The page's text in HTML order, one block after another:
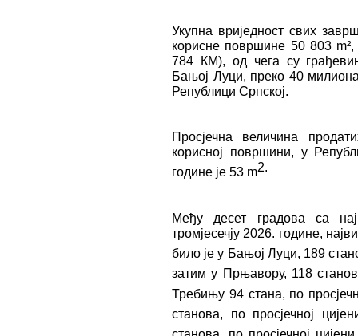
Укупна вриједност свих
корисне површине 50 803
784 КМ), од чега су
Бањој Луци, преко 40
Републици Српској.
Просјечна величина
корисној површини, у
године је 53 m2.
Међу десет градова са
тромјесечју 2026. године,
било је у Бањој Луци, 189
затим у Прњавору, 118
Требињу 94 стана, по
станова, по просјечној